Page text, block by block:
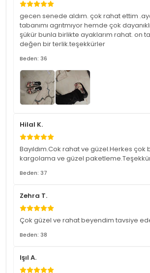
gecen senede aldım. çok rahat ettim
tabanımı agrıtmıyor hemde çok
şükür bunla birlikte ayaklarım rahat. on
değen bir terlik.teşekkürler
Beden: 36
Hilal K.
Bayıldım.Cok rahat ve güzel.Herkes çok
kargolama ve güzel
Beden: 37
Zehra T.
Çok güzel ve rahat beyendim tavsiye
Beden: 38
Işıl A.